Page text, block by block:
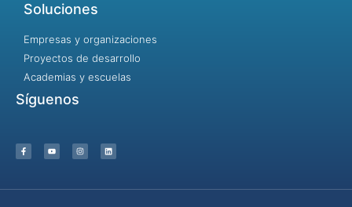
Soluciones
Empresas y organizaciones
Proyectos de desarrollo
Academias y escuelas
Síguenos